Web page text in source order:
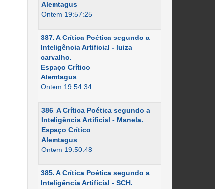
Alemtagus
Ontem 19:57:25
387. A Crítica Poética segundo a
Inteligência Artificial - luiza
carvalho.
Espaço Crítico
Alemtagus
Ontem 19:54:34
386. A Crítica Poética segundo a
Inteligência Artificial - Manela.
Espaço Crítico
Alemtagus
Ontem 19:50:48
385. A Crítica Poética segundo a
Inteligência Artificial - SCH.